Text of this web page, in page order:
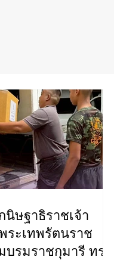
นิษฐาธิราชเจ้า
ระเทพรัตนราช
รมราชกุมารี ทรง